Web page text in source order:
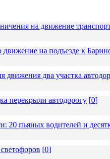
на движение
на подъезде к
движения два участка
перекрыли автодорогу [0]
20 пьяных водителей и
[0]